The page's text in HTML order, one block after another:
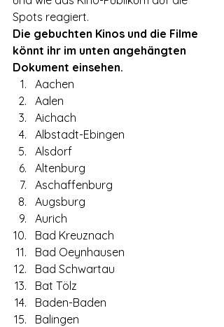
Spots reagiert.
Die gebuchten Kinos und die Filme
könnt ihr im unten angehängten
Dokument einsehen.
Aachen
Aalen
Aichach
Albstadt-Ebingen
Alsdorf
Altenburg
Aschaffenburg
Augsburg
Aurich
Bad Kreuznach
Bad Oeynhausen
Bad Schwartau
Bat Tölz
Baden-Baden
Balingen